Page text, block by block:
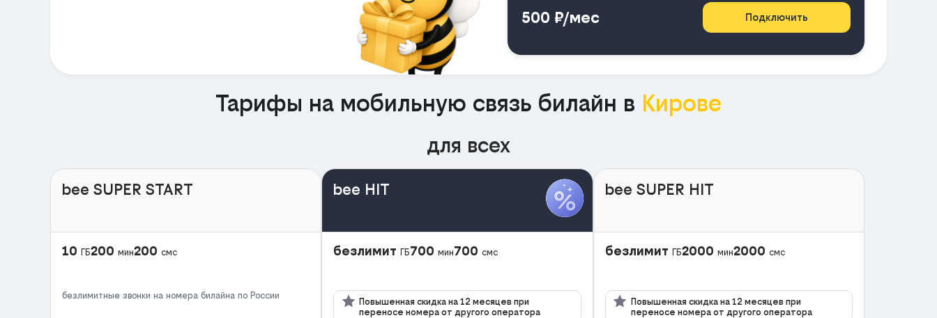
500 ₽/мес Подключить
Тарифы на мобильную связь билайн в Кирове
для всех
bee SUPER START
10 ГБ200 мин200 смс
безлимитные звонки на номера билайна по России
bee HIT
безлимит ГБ700 мин700 смс
Повышенная скидка на 12 месяцев при
переносе номера от другого оператора
bee SUPER HIT
безлимит ГБ2000 мин2000 смс
Повышенная скидка на 12 месяцев при
переносе номера от другого оператора